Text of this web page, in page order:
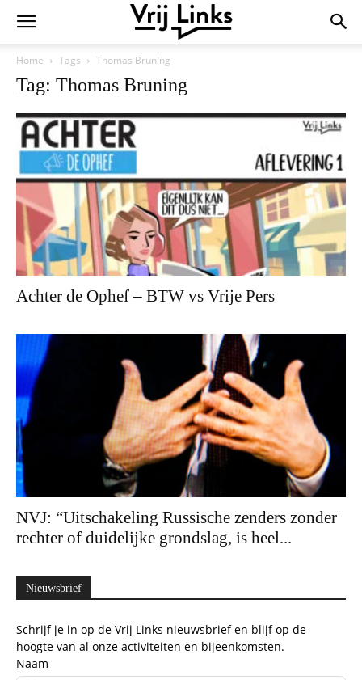
Home Tags Thomas Bruning
Tag: Thomas Bruning
Achter de Ophef – BTW vs Vrije Pers
NVJ: “Uitschakeling Russische zenders zonder
rechter of duidelijke grondslag, is heel...
Nieuwsbrief
Schrijf je in op de Vrij Links nieuwsbrief en blijf op de
hoogte van al onze activiteiten en bijeenkomsten.
Naam